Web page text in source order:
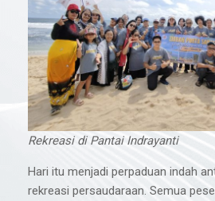
Rekreasi di Pantai Indrayanti
Hari itu menjadi perpaduan indah
rekreasi persaudaraan. Semua